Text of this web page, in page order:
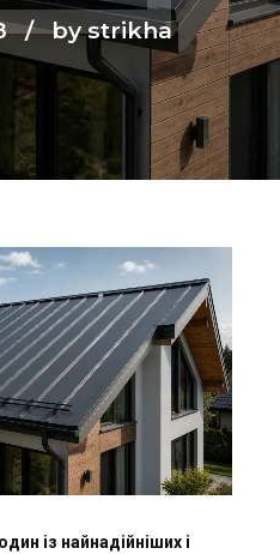
by strikha
із найнадійніших і